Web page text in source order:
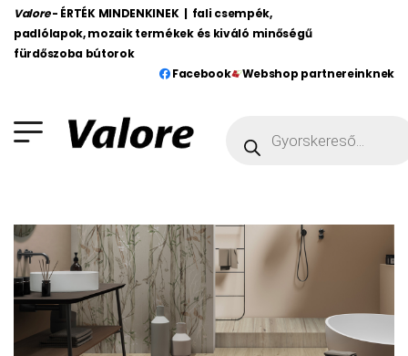
Valore - ÉRTÉK MINDENKINEK | fali csempék,
padlólapok, mozaik termékek és kiváló minőségű
fürdőszoba bútorok
Facebook
Webshop partnereinknek